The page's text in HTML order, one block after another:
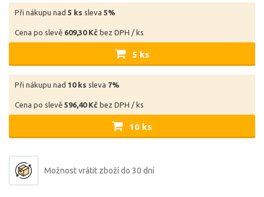
Při nákupu nad 5 ks sleva 5%
Cena po slevě 609,30 Kč bez DPH / ks
5 ks
Při nákupu nad 10 ks sleva 7%
Cena po slevě 596,40 Kč bez DPH / ks
10 ks
Možnost vrátit zboží do 30 dní